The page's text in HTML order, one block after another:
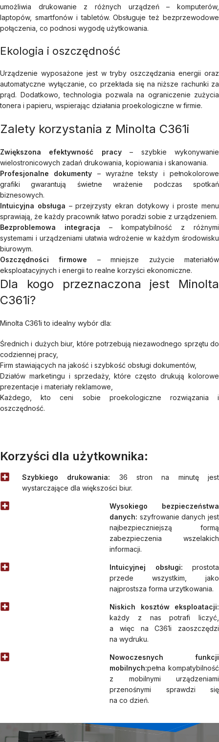
umożliwia drukowanie z różnych urządzeń – komputerów,
laptopów, smartfonów i tabletów. Obsługuje też bezprzewodowe
połączenia, co podnosi wygodę użytkowania.
Ekologia i oszczędność
Urządzenie wyposażone jest w tryby oszczędzania energii oraz
automatyczne wyłączanie, co przekłada się na niższe rachunki za
prąd. Dodatkowo, technologia pozwala na ograniczenie zużycia
tonera i papieru, wspierając działania proekologiczne w firmie.
Zalety korzystania z Minolta C361i
Zwiększona efektywność pracy– szybkie wykonywanie
wielostronicowych zadań drukowania, kopiowania i skanowania.
Profesjonalne dokumenty – wyraźne teksty i pełnokolorowe
grafiki gwarantują świetne wrażenie podczas spotkań
biznesowych.
Intuicyjna obsługa – przejrzysty ekran dotykowy i proste menu
sprawiają, że każdy pracownik łatwo poradzi sobie z urządzeniem.
Bezproblemowa integracja – kompatybilność z różnymi
systemami i urządzeniami ułatwia wdrożenie w każdym środowisku
biurowym.
Oszczędności firmowe – mniejsze zużycie materiałów
eksploatacyjnych i energii to realne korzyści ekonomiczne.
Dla kogo przeznaczona jest Minolta
C361i?
Minolta C361i to idealny wybór dla:
Średnich i dużych biur, które potrzebują niezawodnego sprzętu do
codziennej pracy,
Firm stawiających na jakość i szybkość obsługi dokumentów,
Działów marketingu i sprzedaży, które często drukują kolorowe
prezentacje i materiały reklamowe,
Każdego, kto ceni sobie proekologiczne rozwiązania i
oszczędność.
Korzyści dla użytkownika:
Szybkiego drukowania: 36 stron na minutę jest
wystarczające dla większości biur.
Wysokiego bezpieczeństwa
danych: szyfrowanie danych jest
najbezpieczniejszą formą
zabezpieczenia wszelakich
informacji.
Intuicyjnej obsługi: prostota
przede wszystkim, jako
najprostsza forma urzytkowania.
Niskich kosztów eksploatacji:
każdy z nas potrafi liczyć,
a więc na C361i zaoszczędzi
na wydruku.
Nowoczesnych funkcji
mobilnych:pełna kompatybilność
z mobilnymi urządzeniami
przenośnymi sprawdzi się
na co dzień.